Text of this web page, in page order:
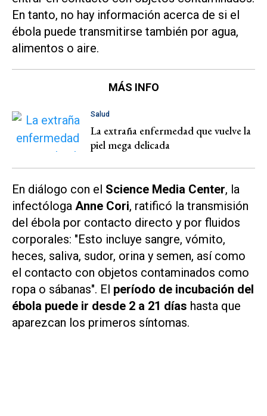
En tanto, no hay información acerca de si el
ébola puede transmitirse también por agua,
alimentos o aire.
MÁS INFO
Salud
La extraña enfermedad que vuelve la
piel mega delicada
En diálogo con el Science Media Center, la
infectóloga Anne Cori, ratificó la transmisión
del ébola por contacto directo y por fluidos
corporales: "Esto incluye sangre, vómito,
heces, saliva, sudor, orina y semen, así como
el contacto con objetos contaminados como
ropa o sábanas". El período de incubación del
ébola puede ir desde 2 a 21 días hasta que
aparezcan los primeros síntomas.